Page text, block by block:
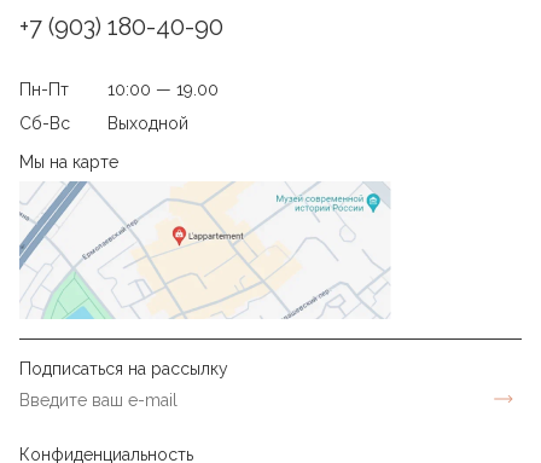
+7 (903) 180-40-90
Пн-Пт
10:00 — 19.00
Сб-Вс
Выходной
Мы на карте
Подписаться на рассылку
Конфиденциальность